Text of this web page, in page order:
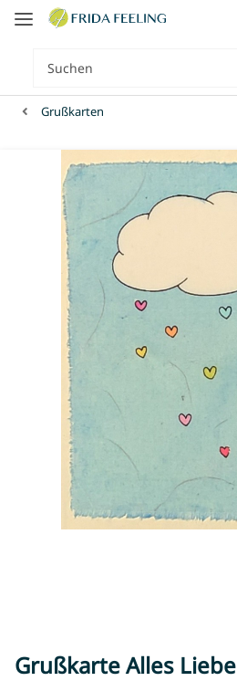
Grußkarten
Grußkarte Alles Liebe